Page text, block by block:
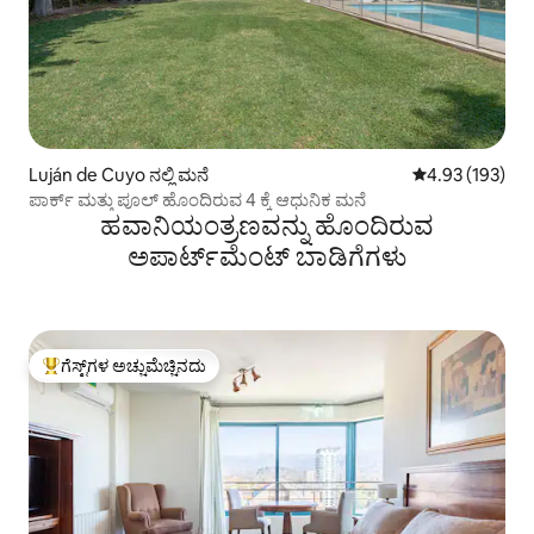
Luján de Cuyo ನಲ್ಲಿ ಮನೆ 5 ರಲ್ಲಿ 4.93
4.93 (193)
ಪಾರ್ಕ್ ಮತ್ತು ಪೂಲ್ ಹೊಂದಿರುವ 4 ಕ್ಕೆ ಆಧುನಿಕ ಮನೆ
ಹವಾನಿಯಂತ್ರಣವನ್ನು ಹೊಂದಿರುವ
ಅಪಾರ್ಟ್‌ಮೆಂಟ್‌ ಬಾಡಿಗೆಗಳು
ಗೆಸ್ಟ್‌ಗಳಿಗೆ ಅತಿ ಹೆಚ್ಚು ಅಚ್ಚುಮೆಚ್ಚಿನದು
ಗೆಸ್ಟ್‌ಗಳ ಅಚ್ಚುಮೆಚ್ಚಿನದು